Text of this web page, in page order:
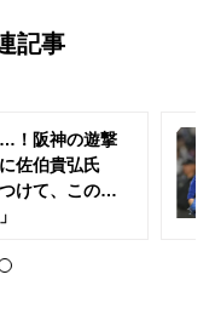
記事
！阪神の遊撃
佐伯貴弘氏
けて、この争